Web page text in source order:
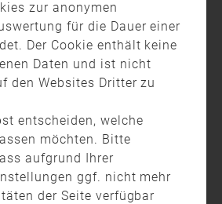
17:56
mehrere Feuerwehren im
Großeinsatz ausrücken. In
ein Feuer ausgebrochen. Die
war schon von Weitem zu sehen.
erste Brand in diesem Betrieb –
ein Feuer gelöscht werden.
zur anonymen
für die Dauer einer
Der Cookie enthält keine
Daten und ist nicht
den Websites Dritter zu
entscheiden, welche
möchten. Bitte
aufgrund Ihrer
ggf. nicht mehr
der Seite verfügbar